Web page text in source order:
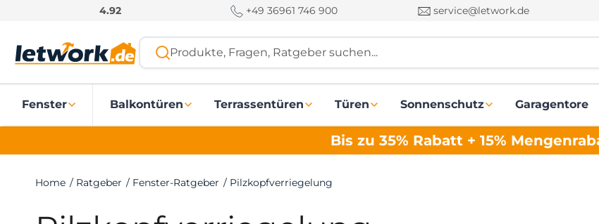
o
4.92 +49 36961 746 900 service@letwork.de
Produkte, Fragen, Ratgeber suchen...
Fenster Balkontüren Terrassentüren Türen Sonnenschutz Garagentore
Bis zu 35% Rabatt + 15%
Home / Ratgeber / Fenster-Ratgeber / Pilzkopfverriegelung